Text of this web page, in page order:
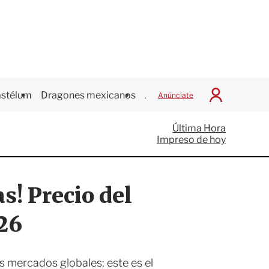
Dragones mexicanos Juegos Centroamericanos
Anúnciate
I
c
i
a
Última Hora
Impreso de hoy
Precio del
mercados globales; este es el